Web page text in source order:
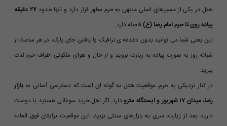
هتل در یکی از مسیرهای اصلی منتهی به حرم مطهر قرار دارد و تنها حدود
۲۷ دقیقه
پیاده روی تا حرم امام رضا (ع)فاصله دارد.
این یعنی شما می توانید بدون دغدغه ی ترافیک یا یافتن جای پارک، در هر ساعت از
شبانه روز به صورت پیاده به زیارت بروید و از حال و هوای ملکوتی اطراف حرم لذت
ببرید.
در کنار نزدیکی به حرم، موقعیت هتل به گونه ای است که دسترسی آسانی به بازار
رضا، میدان ۱۷ شهریور و ایستگاه مترو
دارد. اگر اهل خرید سوغاتی هستید یا دوست
دارید بعد از زیارت، سری به بازارهای سنتی بزنید، این موقعیت برایتان فوق العاده